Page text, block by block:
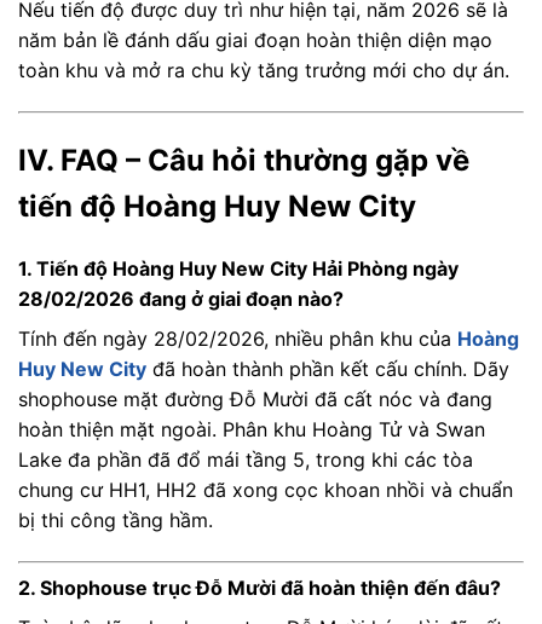
Nếu tiến độ được duy trì như hiện tại, năm 2026 sẽ là
năm bản lề đánh dấu giai đoạn hoàn thiện diện mạo
toàn khu và mở ra chu kỳ tăng trưởng mới cho dự án.
IV. FAQ – Câu hỏi thường gặp về
tiến độ Hoàng Huy New City
1. Tiến độ Hoàng Huy New City Hải Phòng ngày
28/02/2026 đang ở giai đoạn nào?
Tính đến ngày 28/02/2026, nhiều phân khu của Hoàng
Huy New City đã hoàn thành phần kết cấu chính. Dãy
shophouse mặt đường Đỗ Mười đã cất nóc và đang
hoàn thiện mặt ngoài. Phân khu Hoàng Tử và Swan
Lake đa phần đã đổ mái tầng 5, trong khi các tòa
chung cư HH1, HH2 đã xong cọc khoan nhồi và chuẩn
bị thi công tầng hầm.
2. Shophouse trục Đỗ Mười đã hoàn thiện đến đâu?